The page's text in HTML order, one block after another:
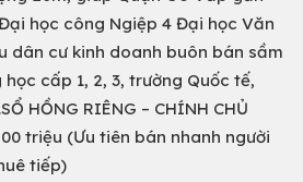
học công Ngiệp 4 Đại học Văn
dân cư kinh doanh buôn bán sầm
cấp 1, 2, 3, trường Quốc tế,
HỒNG RIÊNG – CHÍNH CHỦ
triệu (Ưu tiên bán nhanh người
tiếp)